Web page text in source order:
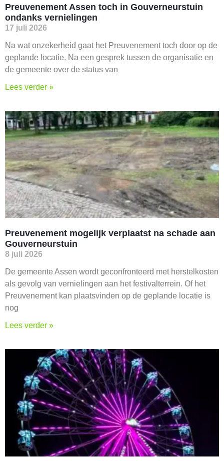
Preuvenement Assen toch in Gouverneurstuin
ondanks vernielingen
17 juli 2026
Na wat onzekerheid gaat het Preuvenement toch door op de
geplande locatie. Na een gesprek tussen de organisatie en
de gemeente over de status van
Lees verder »
Preuvenement mogelijk verplaatst na schade aan
Gouverneurstuin
8 juli 2026
De gemeente Assen wordt geconfronteerd met herstelkosten
als gevolg van vernielingen aan het festivalterrein. Of het
Preuvenement kan plaatsvinden op de geplande locatie is
nog
Lees verder »